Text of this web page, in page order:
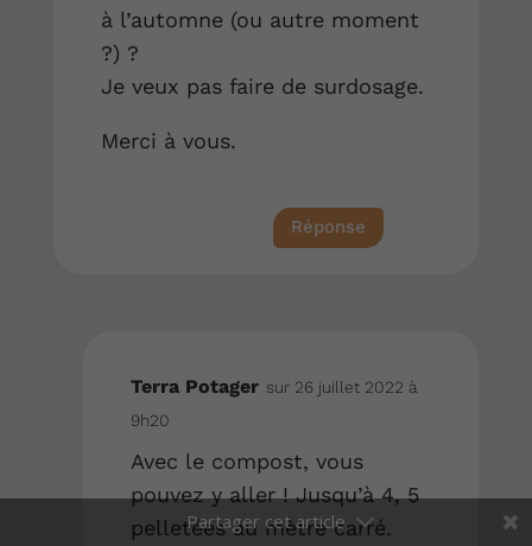
à l’automne (ou autre moment
?) ?
Je veux pas faire de surdosage.
Merci à vous.
Réponse
Terra Potager sur 26 juillet 2022 à
9h20
Avec le compost, vous
pouvez y aller ! Jusqu’à 4, 5
pelletées au mètre carré.